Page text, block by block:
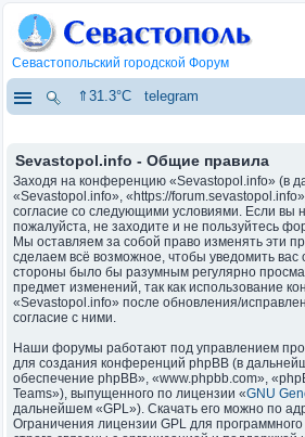
Севастопольский городской Форум
⇑31.3°C telegram
Sevastopol.info - Общие правила
Заходя на конференцию «Sevastopol.info» (в
«Sevastopol.info», «https://
согласие со следующими условиями. Если вы
пожалуйста, не заходите и не пользуйтесь
Мы оставляем за собой право изменять эти
сделаем всё возможное, чтобы уведомить вас
стороны было бы разумным регулярно
предмет изменений, так как использование
«Sevastopol.info» после обновления/
согласие с ними.
Наши форумы работают под управлением
для создания конференций phpBB (в
обеспечение phpBB», «www.phpbb.com»,
Teams»), выпущенного по лицензии «GNU
дальнейшем «GPL»). Скачать его можно по
Ограничения лицензии GPL для